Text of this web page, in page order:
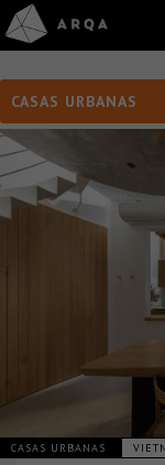
CASAS URBANAS
CASAS URBANAS